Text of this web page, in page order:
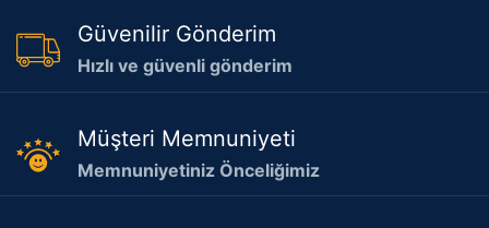
Güvenilir Gönderim
Hızlı ve güvenli gönderim
Müşteri Memnuniyeti
Memnuniyetiniz Önceliğimiz